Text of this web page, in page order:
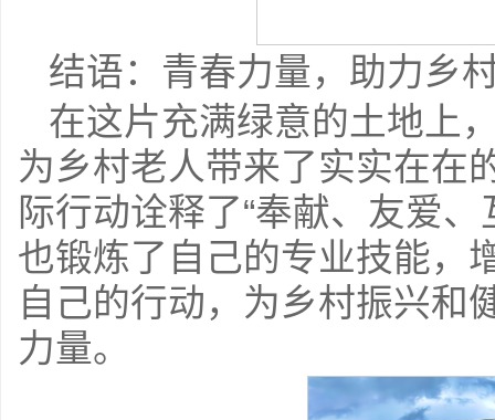
结语：青春力量，助力乡
在这片充满绿意的土地上
为乡村老人带来了实实在在
际行动诠释了“奉献、友爱
也锻炼了自己的专业技能，
自己的行动，为乡村振兴和
力量。